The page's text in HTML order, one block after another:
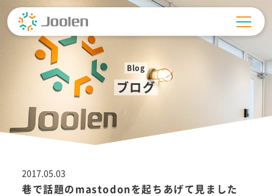
content
Blog
ブログ
2017.05.03
巷で話題のmastodonを起ちあげて見ました